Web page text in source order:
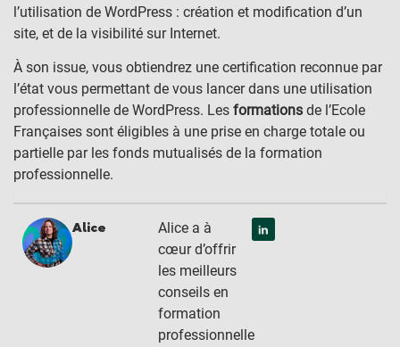
l’utilisation de WordPress : création et modification d’un
site, et de la visibilité sur Internet.
À son issue, vous obtiendrez une certification reconnue par
l’état vous permettant de vous lancer dans une utilisation
professionnelle de WordPress. Les formations de l’Ecole
Françaises sont éligibles à une prise en charge totale ou
partielle par les fonds mutualisés de la formation
professionnelle.
Alice
Alice a à
cœur d’offrir
les meilleurs
conseils en
formation
professionnelle